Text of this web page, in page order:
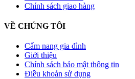
Chính sách giao hàng
VỀ CHÚNG TÔI
Cẩm nang gia đình
Giới thiệu
Chính sách bảo mật thông tin
Điều khoản sử dụng